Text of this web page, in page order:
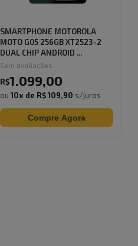
SMARTPHONE MOTOROLA
MOTO G05 256GB XT2523-2
DUAL CHIP ANDROID ...
Sem avaliações
R$1.099,00
ou10x de R$ 109,90 s/juros
Compre Agora